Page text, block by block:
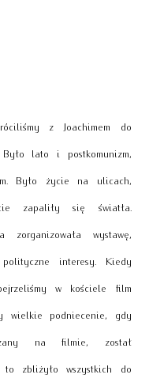
z Joachimem do
lato i postkomunizm,
Było życie na ulicach,
zapaliły się światła.
wystawę,
interesy. Kiedy
w kościele film
wielkie podniecenie, gdy
na filmie, został
to zbliżyło wszystkich do